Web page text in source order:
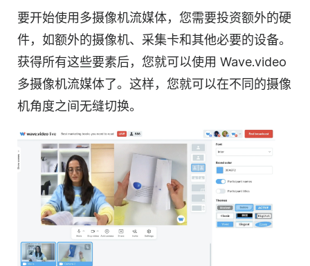
要开始使用多摄像机流媒体，您需要投资额外的硬
件，如额外的摄像机、采集卡和其他必要的设备。
获得所有这些要素后，您就可以使用 Wave.video
多摄像机流媒体了。这样，您就可以在不同的摄像
机角度之间无缝切换。